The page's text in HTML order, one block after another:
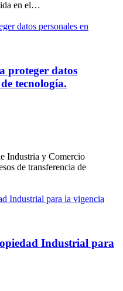
en el…
proteger datos
tecnología.
Industria y Comercio
de transferencia de
Industrial para